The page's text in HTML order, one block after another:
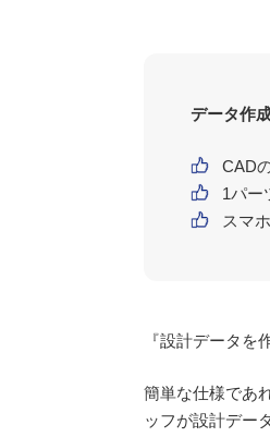
データ作
CAD
1パー
スマ
『設計データを
簡単な仕様であ
ッフが設計デー